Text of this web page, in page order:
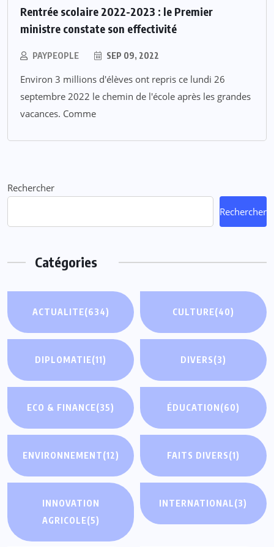
Rentrée scolaire 2022-2023 : le Premier
ministre constate son effectivité
PAYPEOPLE SEP 09, 2022
Environ 3 millions d'élèves ont repris ce lundi 26
septembre 2022 le chemin de l'école après les grandes
vacances. Comme
Rechercher
Rechercher
Catégories
ACTUALITE(634) CULTURE(40)
DIPLOMATIE(11) DIVERS(3)
ECO & FINANCE(35) ÉDUCATION(60)
ENVIRONNEMENT(12) FAITS DIVERS(1)
INNOVATION
AGRICOLE(5)
INTERNATIONAL(3)